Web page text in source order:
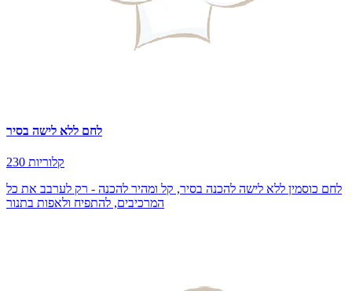
לחם ללא לישה בסיר
230 קלוריות
לחם כוסמין ללא לישה להכנה בסיר, קל ומהיר להכנה - רק לערבב את כל
המרכיבים, להתפיח ולאפות בתנור